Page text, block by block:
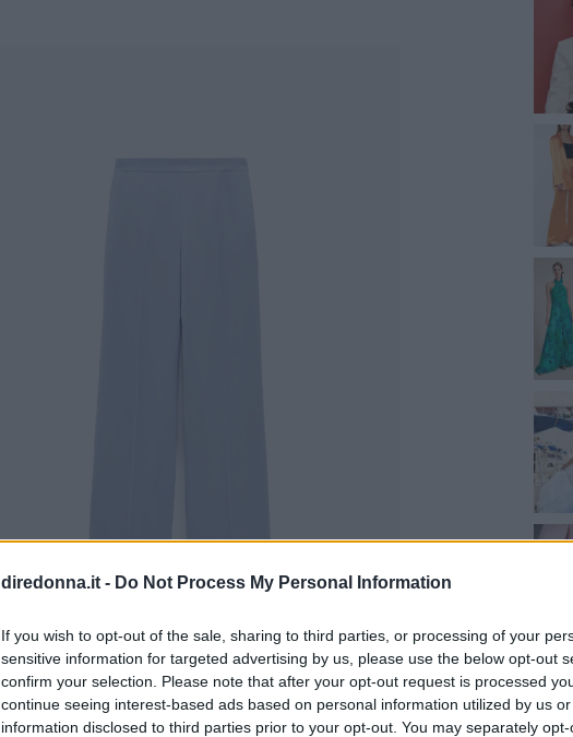
diredonna.it - Do Not Process My Personal Information
If you wish to opt-out of the sale, sharing to third parties, or processing of your
sensitive information for targeted advertising by us, please use the below opt-out
confirm your selection. Please note that after your opt-out request is processed
continue seeing interest-based ads based on personal information utilized by us
information disclosed to third parties prior to your opt-out. You may separately